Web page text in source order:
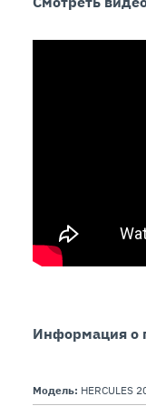
Модель: HERCULES